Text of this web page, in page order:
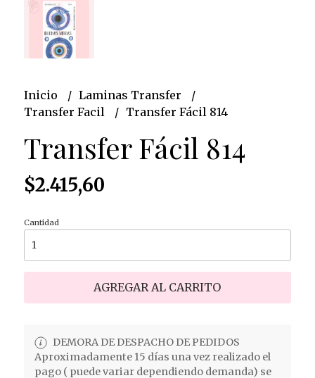
Inicio
Laminas Transfer
Transfer Facil
Transfer Fácil 814
Transfer Fácil 814
$2.415,60
Cantidad
AGREGAR AL CARRITO
DEMORA DE DESPACHO DE PEDIDOS
Aproximadamente 15 días una vez realizado el
pago ( puede variar dependiendo demanda) se